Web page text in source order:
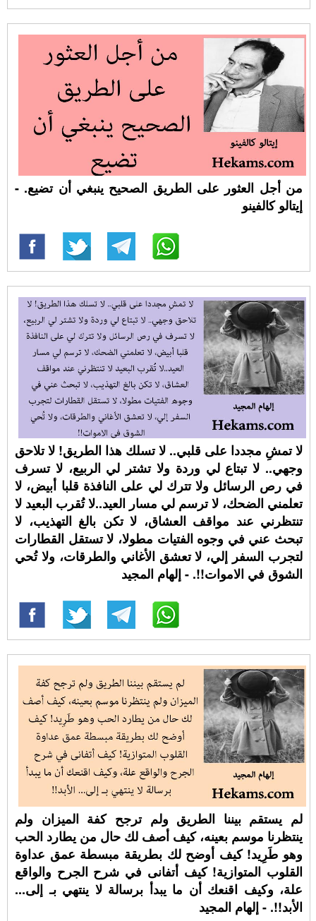
من أجل العثور على الطريق الصحيح ينبغي أن تضيع. -
إيتالو كالفينو
لا تمشِ مجددا على قلبي.. لا تسلك هذا الطريق! لا تلاحق
وجهي.. لا تبتاع لي وردة ولا تشتر لي الربيع، لا تسرف
في رص الرسائل ولا تترك لي على النافذة قلبا أبيض، لا
تعلمني الضحك، لا ترسم لي مسار العيد..لا تُقرب البعيد لا
تنتظرني عند مواقف العشاق، لا تكن بالغ التهذيب، لا
تبحث عني في وجوه الفتيات مطولا، لا تستقل القطارات
لتجرب السفر إلي، لا تعشق الأغاني والطرقات، ولا تُحي
الشوق في الاموات!!. - إلهام المجيد
لم يستقم بيننا الطريق ولم ترجح كفة الميزان ولم
ينتظرنا موسم بعينه، كيف أصف لك حال من يطارد الحب
وهو طَرِيد! كيف أوضح لك بطريقة مبسطة عمق عداوة
القلوب المتوازية! كيف أتفانى في شرح الجرح والواقع
علة، وكيف اقنعك أن ما يبدأ برسالة لا ينتهي بـ إلى...
الأبد!!. - إلهام المجيد